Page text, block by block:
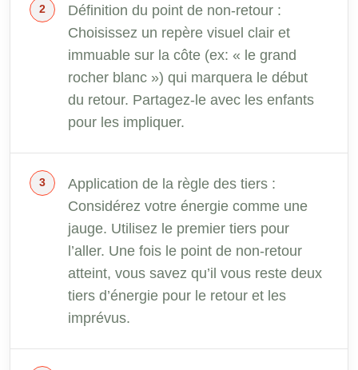
Définition du point de non-retour :
Choisissez un repère visuel clair et
immuable sur la côte (ex: « le grand
rocher blanc ») qui marquera le début
du retour. Partagez-le avec les enfants
pour les impliquer.
Application de la règle des tiers :
Considérez votre énergie comme une
jauge. Utilisez le premier tiers pour
l’aller. Une fois le point de non-retour
atteint, vous savez qu’il vous reste deux
tiers d’énergie pour le retour et les
imprévus.